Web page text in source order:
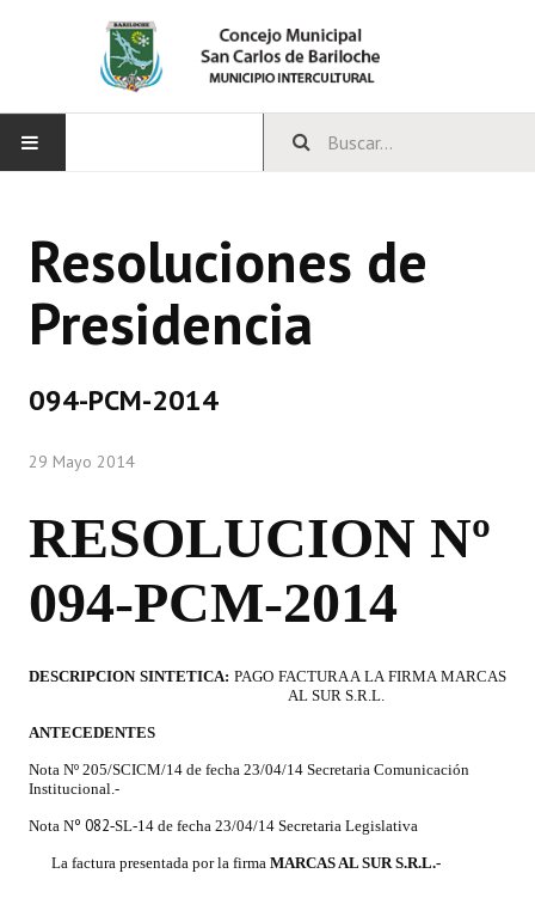
CONCEJO
Bloques Políticos
Comisiones Permanentes
Comisiones Especiales
Programas
LEGISLACIÓN
Constitución Nacional
Carta Orgánica 2007
Reglamento Interno
Digesto
Resoluciones de
Presidencia
094-PCM-2014
29 Mayo 2014
RESOLUCION Nº
094-PCM-2014
DESCRIPCION SINTETICA: PAGO FACTURA A LA FIRMA MARCAS
AL SUR S.R.L.
ANTECEDENTES
Nota Nº 205/SCICM/14 de fecha 23/04/14 Secretaria Comunicación
Institucional.-
Nota Nº 082-SL-14 de fecha 23/04/14 Secretaria Legislativa
La factura presentada por la firmaMARCAS AL SUR S.R.L.-